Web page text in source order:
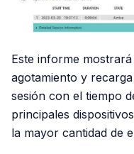
Este informe
agotamiento y
sesión con el tiempo
principales
la mayor cantidad de